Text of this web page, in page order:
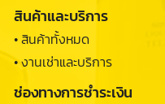
สินค้าและบริการ
• สินค้าทั้งหมด
• งานเช่าและบริการ
ช่องทางการชำระเงิน